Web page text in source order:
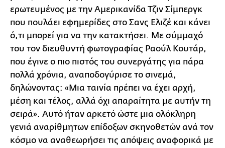
ερωτευμένος με την Αμερικανίδα Τζιν Σίμπεργκ
που πουλάει εφημερίδες στο Σανς Ελιζέ και κάνει
ό,τι μπορεί για να την κατακτήσει. Με σύμμαχό
του τον διευθυντή φωτογραφίας Ραούλ Κουτάρ,
που έγινε ο πιο πιστός του συνεργάτης για πάρα
πολλά χρόνια, αναποδογύρισε το σινεμά,
δηλώνοντας: «Μια ταινία πρέπει να έχει αρχή,
μέση και τέλος, αλλά όχι απαραίτητα με αυτήν τη
σειρά». Αυτό ήταν αρκετό ώστε μια ολόκληρη
γενιά αναρίθμητων επίδοξων σκηνοθετών ανά τον
κόσμο να αναθεωρήσει τις απόψεις αναφορικά με